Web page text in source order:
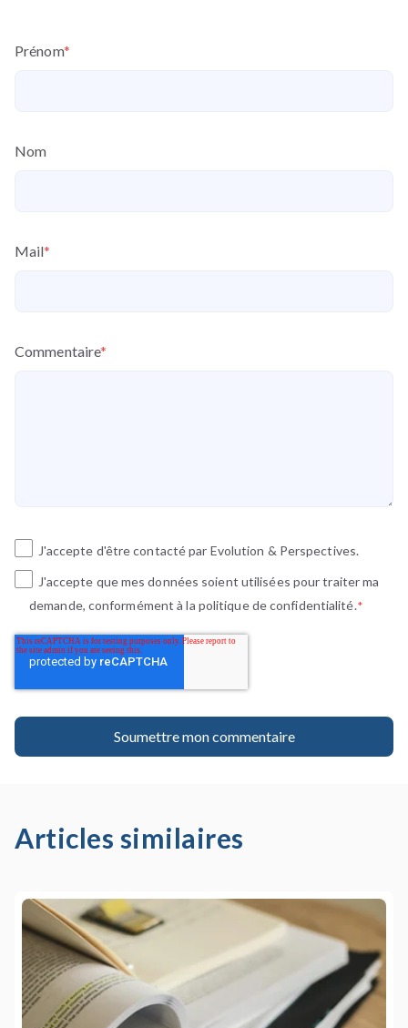
Prénom*
Nom
Mail*
Commentaire*
J'accepte d'être contacté par Evolution & Perspectives.
J'accepte que mes données soient utilisées pour traiter ma
demande, conformément à la politique de confidentialité.*
Articles similaires